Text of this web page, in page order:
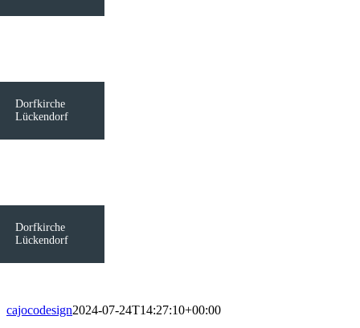
Dorfkirche
Lückendorf
Dorfkirche
Lückendorf
cajocodesign2024-07-24T14:27:10+00:00